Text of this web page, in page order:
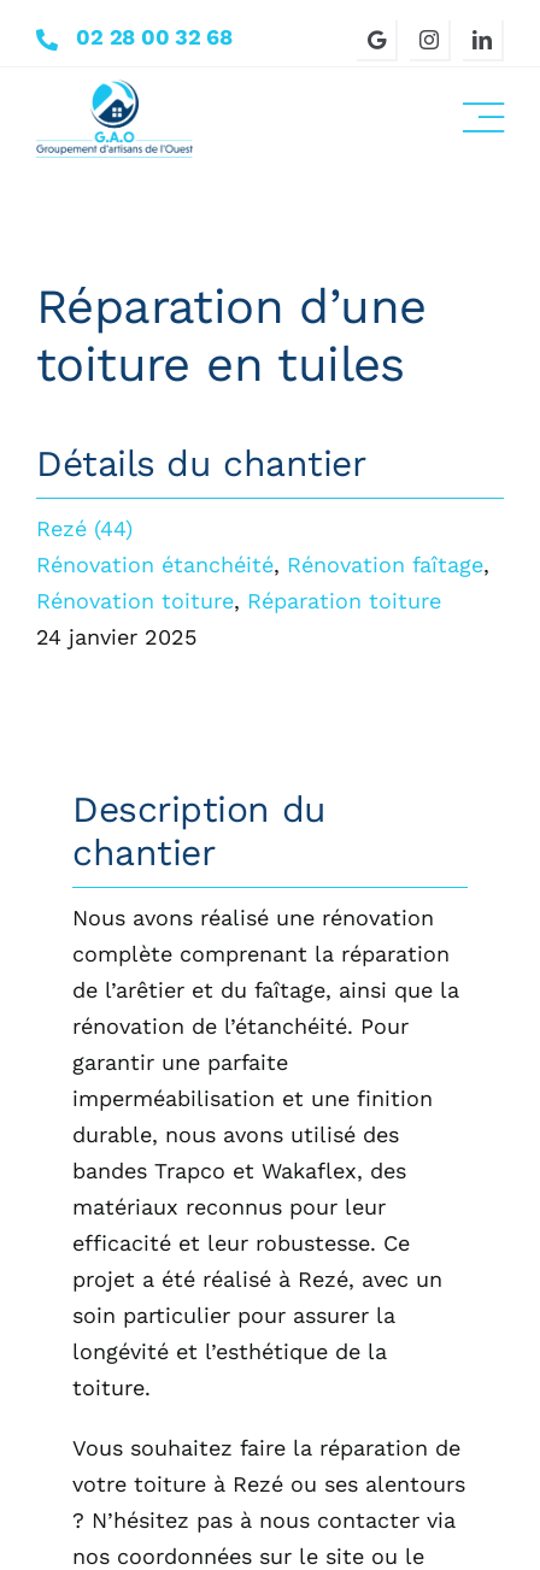
02 28 00 32 68
Réparation d’une
toiture en tuiles
Détails du chantier
Rezé (44)
Rénovation étanchéité, Rénovation faîtage,
Rénovation toiture, Réparation toiture
24 janvier 2025
Description du
chantier
Nous avons réalisé une rénovation
complète comprenant la réparation
de l’arêtier et du faîtage, ainsi que la
rénovation de l’étanchéité. Pour
garantir une parfaite
imperméabilisation et une finition
durable, nous avons utilisé des
bandes Trapco et Wakaflex, des
matériaux reconnus pour leur
efficacité et leur robustesse. Ce
projet a été réalisé à Rezé, avec un
soin particulier pour assurer la
longévité et l’esthétique de la
toiture.
Vous souhaitez faire la réparation de
votre toiture à Rezé ou ses alentours
? N’hésitez pas à nous contacter via
nos coordonnées sur le site ou le